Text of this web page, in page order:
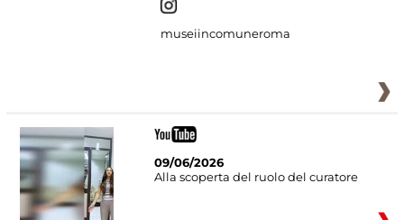
museiincomuneroma
09/06/2026
Alla scoperta del ruolo del curatore